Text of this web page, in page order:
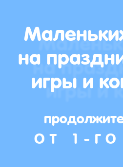
на
игры и
ОТ 1-